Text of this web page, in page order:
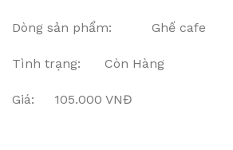
Dòng sản phẩm: Ghế cafe
Tình trạng: Còn Hàng
Giá: 105.000 VNĐ